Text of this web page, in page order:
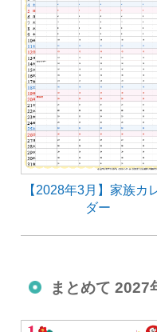
【2028年3月】家族カ
ダー
まとめて 2027